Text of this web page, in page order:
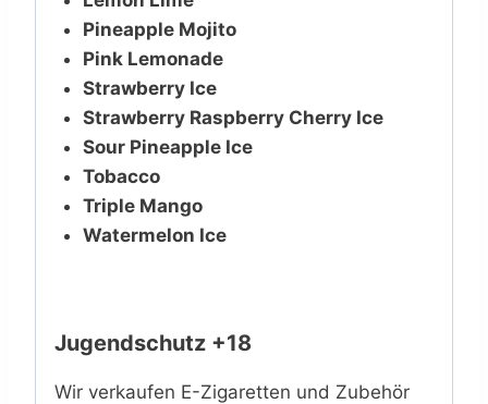
Pineapple Mojito
Pink Lemonade
Strawberry Ice
Strawberry Raspberry Cherry Ice
Sour Pineapple Ice
Tobacco
Triple Mango
Watermelon Ice
Jugendschutz +18
Wir verkaufen E-Zigaretten und Zubehör